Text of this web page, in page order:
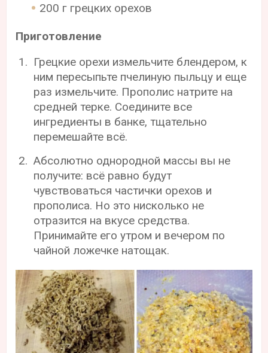
200 г грецких орехов
Приготовление
Грецкие орехи измельчите блендером, к
ним пересыпьте пчелиную пыльцу и еще
раз измельчите. Прополис натрите на
средней терке. Соедините все
ингредиенты в банке, тщательно
перемешайте всё.
Абсолютно однородной массы вы не
получите: всё равно будут
чувствоваться частички орехов и
прополиса. Но это нисколько не
отразится на вкусе средства.
Принимайте его утром и вечером по
чайной ложечке натощак.